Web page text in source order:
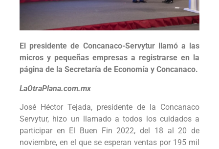
El presidente de Concanaco-Servytur llamó a las
micros y pequeñas empresas a registrarse en la
página de la Secretaría de Economía y Concanaco.
LaOtraPlana.com.mx
José Héctor Tejada, presidente de la Concanaco
Servytur, hizo un llamado a todos los cuidados a
participar en El Buen Fin 2022, del 18 al 20 de
noviembre, en el que se esperan ventas por 195 mil